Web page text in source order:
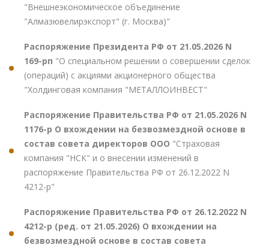
"Внешнеэкономическое объединение
"Алмазювелирэкспорт" (г. Москва)"
Распоряжение Президента РФ от 21.05.2026 N
169-рп "О специальном решении о совершении сделок
(операций) с акциями акционерного общества
"Холдинговая компания "МЕТАЛЛОИНВЕСТ"
Распоряжение Правительства РФ от 21.05.2026 N
1176-р О вхождении на безвозмездной основе в
состав совета директоров ООО "Страховая
компания "НСК" и о внесении изменений в
распоряжение Правительства РФ от 26.12.2022 N
4212-р"
Распоряжение Правительства РФ от 26.12.2022 N
4212-р (ред. от 21.05.2026) О вхождении на
безвозмездной основе в состав совета